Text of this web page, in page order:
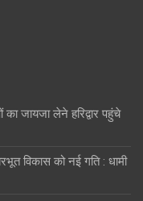
का जायजा लेने हरिद्वार पहुंचे
विकास को नई गति : धामी